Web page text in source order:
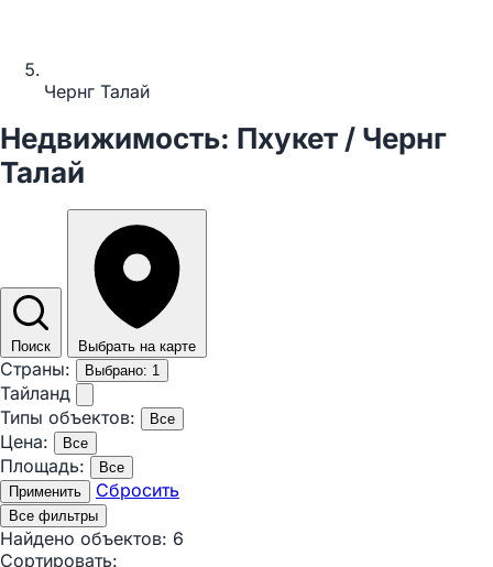
Чернг Талай
Недвижимость: Пхукет / Чернг
Талай
Поиск Выбрать на карте
Страны: Выбрано: 1
Тайланд
Типы объектов:
Все
Цена: Все
Площадь:
Все
Применить
Сбросить
Все фильтры
Найдено объектов: 6
Сортировать: